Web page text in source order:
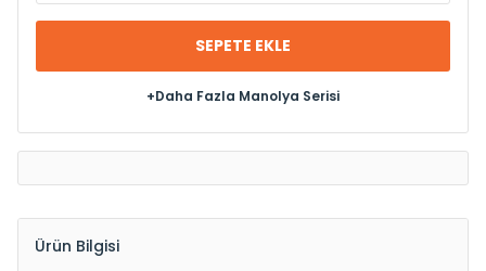
SEPETE EKLE
+Daha Fazla Manolya Serisi
Ürün Bilgisi